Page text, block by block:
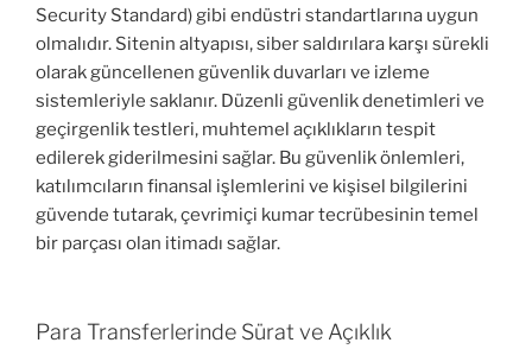
Security Standard) gibi endüstri standartlarına uygun
olmalıdır. Sitenin altyapısı, siber saldırılara karşı sürekli
olarak güncellenen güvenlik duvarları ve izleme
sistemleriyle saklanır. Düzenli güvenlik denetimleri ve
geçirgenlik testleri, muhtemel açıklıkların tespit
edilerek giderilmesini sağlar. Bu güvenlik önlemleri,
katılımcıların finansal işlemlerini ve kişisel bilgilerini
güvende tutarak, çevrimiçi kumar tecrübesinin temel
bir parçası olan itimadı sağlar.
Para Transferlerinde Sürat ve Açıklık